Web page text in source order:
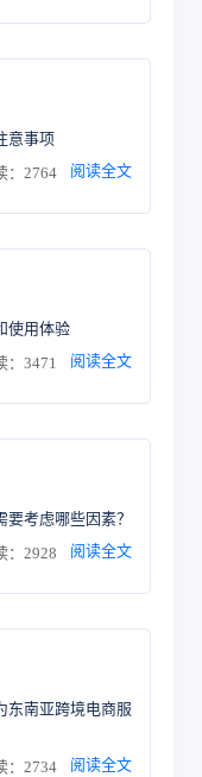
意事项
：2764 阅读全文
使用体验
：3471 阅读全文
考虑哪些因素？
：2928 阅读全文
东南亚跨境电商服
：2734 阅读全文